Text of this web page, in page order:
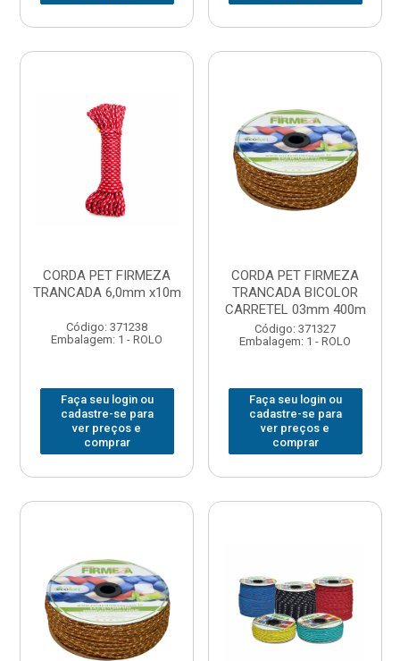
CORDA PET FIRMEZA
TRANCADA 6,0mm x10m
Código: 371238
Embalagem: 1 - ROLO
Faça seu login ou
cadastre-se para
ver preços e
comprar
CORDA PET FIRMEZA
TRANCADA BICOLOR
CARRETEL 03mm 400m
Código: 371327
Embalagem: 1 - ROLO
Faça seu login ou
cadastre-se para
ver preços e
comprar